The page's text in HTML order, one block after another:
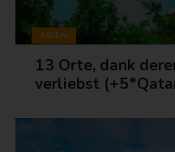
ASIEN
13 Orte, dank
verliebst